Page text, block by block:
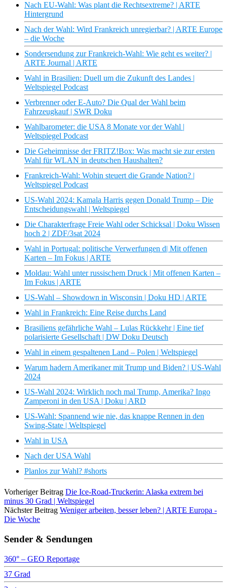
Nach EU-Wahl: Was plant die Rechtsextreme? | ARTE
Hintergrund
Nach der Wahl: Wird Frankreich unregierbar? | ARTE Europe
– die Woche
Sondersendung zur Frankreich-Wahl: Wie geht es weiter? |
ARTE Journal | ARTE
Wahl in Brasilien: Duell um die Zukunft des Landes |
Weltspiegel Podcast
Verbrenner oder E-Auto? Die Qual der Wahl beim
Fahrzeugkauf | SWR Doku
Wahlbarometer: die USA 8 Monate vor der Wahl |
Weltspiegel Podcast
Die Geheimnisse der FRITZ!Box: Was macht sie zur ersten
Wahl für WLAN in deutschen Haushalten?
Frankreich-Wahl: Wohin steuert die Grande Nation? |
Weltspiegel Podcast
US-Wahl 2024: Kamala Harris gegen Donald Trump – Die
Entscheidungswahl | Weltspiegel
Die Charakterfrage Freie Wahl oder Schicksal | Doku Wissen
hoch 2 | ZDF/3sat 2024
Wahl in Portugal: politische Verwerfungen d| Mit offenen
Karten – Im Fokus | ARTE
Moldau: Wahl unter russischem Druck | Mit offenen Karten –
Im Fokus | ARTE
US-Wahl – Showdown in Wisconsin | Doku HD | ARTE
Wahl in Frankreich: Eine Reise durchs Land
Brasiliens gefährliche Wahl – Lulas Rückkehr | Eine tief
polarisierte Gesellschaft | DW Doku Deutsch
Wahl in einem gespaltenen Land – Polen | Weltspiegel
Warum hadern Amerikaner mit Trump und Biden? | US-Wahl
2024
US-Wahl 2024: Wirklich noch mal Trump, Amerika? Ingo
Zamperoni in den USA | Doku | ARD
US-Wahl: Spannend wie nie, das knappe Rennen in den
Swing-State | Weltspiegel
Wahl in USA
Nach der USA Wahl
Planlos zur Wahl? #shorts
Vorheriger Beitrag Die Ice-Road-Truckerin: Alaska extrem bei
minus 30 Grad | Weltspiegel
Nächster Beitrag Weniger arbeiten, besser leben? | ARTE Europa -
Die Woche
Sender & Sendungen
360° – GEO Reportage
37 Grad